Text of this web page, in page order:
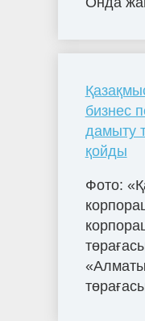
бизнес
дамыту
қойды
Фото: